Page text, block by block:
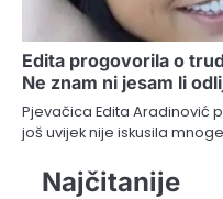
Edita progovorila o
Ne znam ni jesam li
Pjevačica Edita Aradinović
još uvijek nije iskusila
Najčitanije